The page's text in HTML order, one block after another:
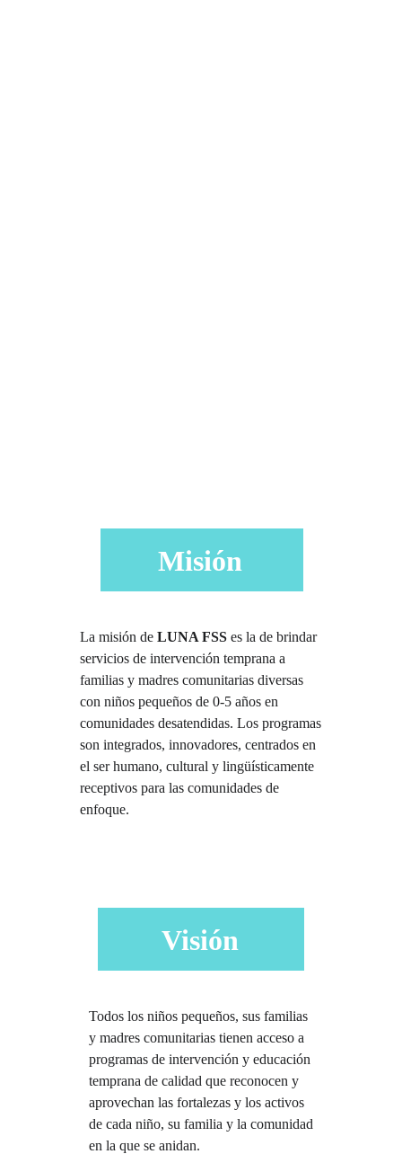
Visión
Todos los niños pequeños, sus familias
y madres comunitarias tienen acceso a
programas de intervención y educación
temprana de calidad que reconocen y
aprovechan las fortalezas y los activos
de cada niño, su familia y la comunidad
en la que se anidan.
La misión de LUNA FSS es la de brindar
servicios de intervención temprana a
familias y madres comunitarias diversas
con niños pequeños de 0-5 años en
comunidades desatendidas. Los programas
son integrados, innovadores, centrados en
el ser humano, cultural y lingüísticamente
receptivos para las comunidades de
enfoque.
Misión